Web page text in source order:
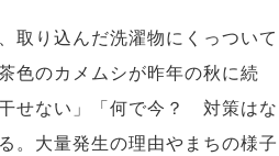
取り込んだ洗濯物にくっついて
色のカメムシが昨年の秋に続
せない」「何で今？ 対策はな
。大量発生の理由やまちの様子